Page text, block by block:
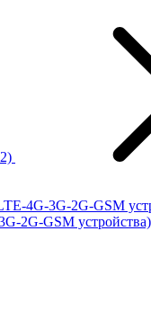
4G-3G-2G-GSM
2G-GSM устройства)